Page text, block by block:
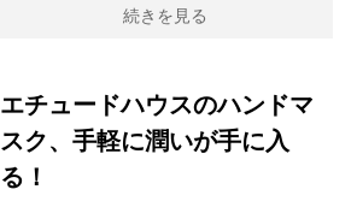
続きを見る
エチュードハウスのハンドマ
スク、手軽に潤いが手に入
る！